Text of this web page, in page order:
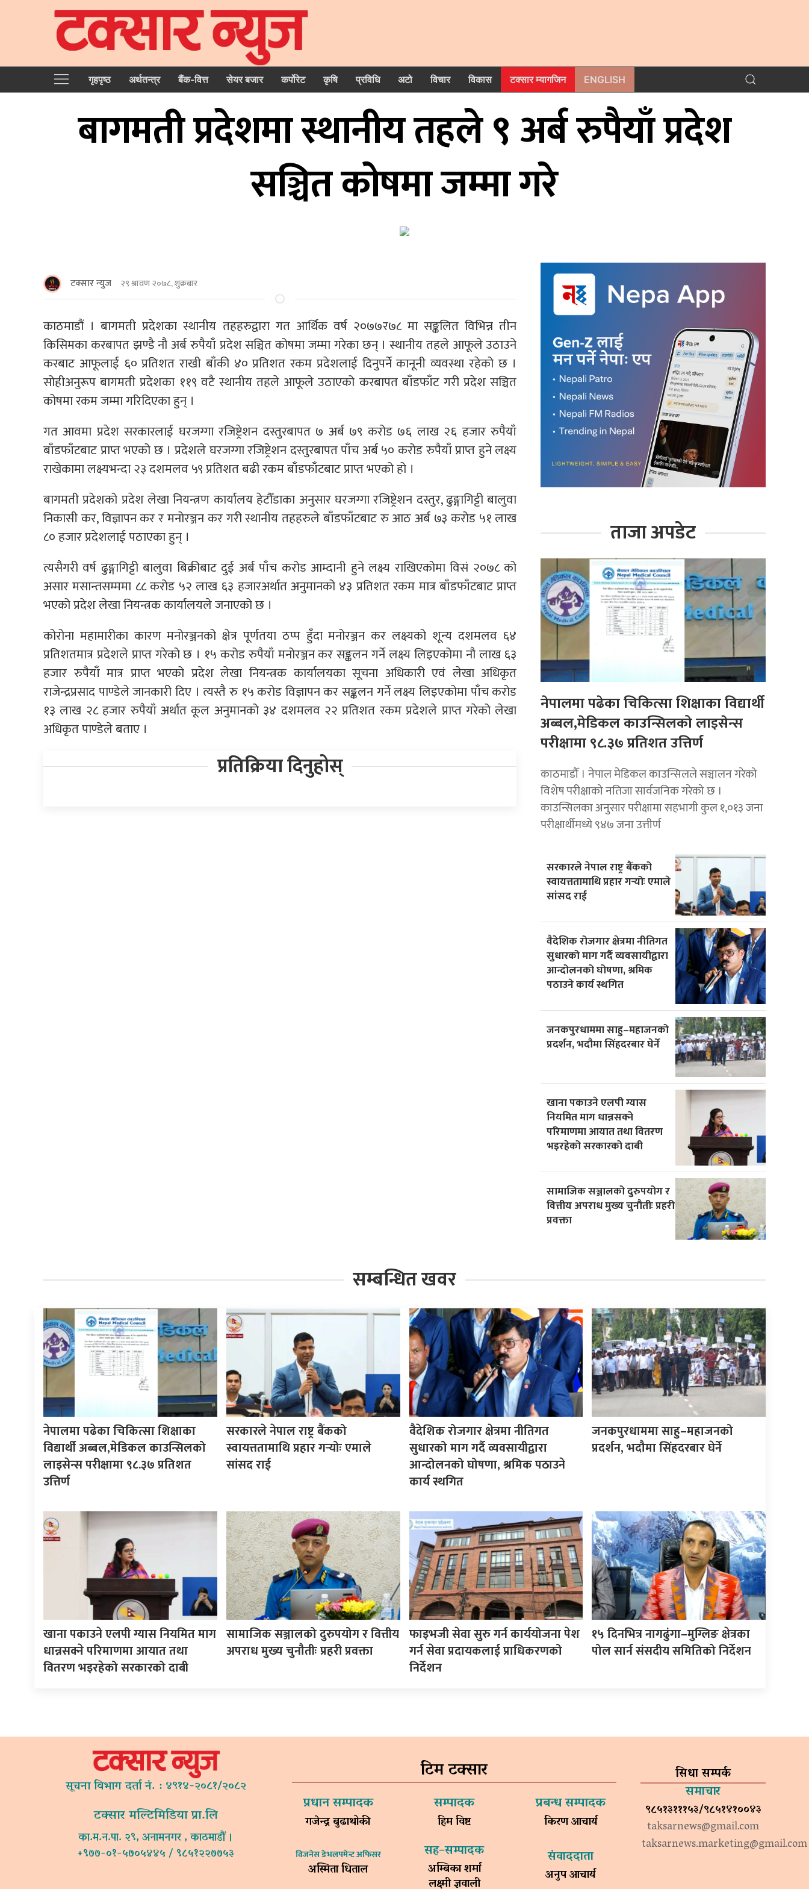
गृहपृष्‍ठ अर्थतन्त्र बैंक-वित्त सेयर बजार कर्पोरेट कृषि प्रविधि अटो विचार विकास टक्सार म्यागजिन ENGLISH
बागमती प्रदेशमा स्थानीय तहले ९ अर्ब रुपैयाँ प्रदेश
सञ्चित कोषमा जम्मा गरे
टक्सार न्युज २९ श्रावण २०७८, शुक्रबार
काठमाडौं । बागमती प्रदेशका स्थानीय तहहरुद्वारा गत आर्थिक वर्ष २०७७र७८ मा सङ्कलित विभिन्न तीन
किसिमका करबापत झण्डै नौ अर्ब रुपैयाँ प्रदेश सञ्चित कोषमा जम्मा गरेका छन् । स्थानीय तहले आफूले उठाउने
करबाट आफूलाई ६० प्रतिशत राखी बाँकी ४० प्रतिशत रकम प्रदेशलाई दिनुपर्ने कानूनी व्यवस्था रहेको छ ।
सोहीअनुरूप बागमती प्रदेशका ११९ वटै स्थानीय तहले आफूले उठाएको करबापत बाँडफाँट गरी प्रदेश सञ्चित
कोषमा रकम जम्मा गरिदिएका हुन् ।
गत आवमा प्रदेश सरकारलाई घरजग्गा रजिष्ट्रेशन दस्तुरबापत ७ अर्ब ७९ करोड ७६ लाख २६ हजार रुपैयाँ
बाँडफाँटबाट प्राप्त भएको छ । प्रदेशले घरजग्गा रजिष्ट्रेशन दस्तुरबापत पाँच अर्ब ५० करोड रुपैयाँ प्राप्त हुने लक्ष्य
राखेकामा लक्ष्यभन्दा २३ दशमलव ५९ प्रतिशत बढी रकम बाँडफाँटबाट प्राप्त भएको हो ।
बागमती प्रदेशको प्रदेश लेखा नियन्त्रण कार्यालय हेटौँडाका अनुसार घरजग्गा रजिष्ट्रेशन दस्तुर, ढुङ्गागिट्टी बालुवा
निकासी कर, विज्ञापन कर र मनोरञ्जन कर गरी स्थानीय तहहरुले बाँडफाँटबाट रु आठ अर्ब ७३ करोड ५१ लाख
८० हजार प्रदेशलाई पठाएका हुन् ।
त्यसैगरी वर्ष ढुङ्गागिट्टी बालुवा बिक्रीबाट दुई अर्ब पाँच करोड आम्दानी हुने लक्ष्य राखिएकोमा विसं २०७८ को
असार मसान्तसम्ममा ८८ करोड ५२ लाख ६३ हजारअर्थात अनुमानको ४३ प्रतिशत रकम मात्र बाँडफाँटबाट प्राप्त
भएको प्रदेश लेखा नियन्त्रक कार्यालयले जनाएको छ ।
कोरोना महामारीका कारण मनोरञ्जनको क्षेत्र पूर्णतया ठप्प हुँदा मनोरञ्जन कर लक्ष्यको शून्य दशमलव ६४
प्रतिशतमात्र प्रदेशले प्राप्त गरेको छ । १५ करोड रुपैयाँ मनोरञ्जन कर सङ्कलन गर्ने लक्ष्य लिइएकोमा नौ लाख ६३
हजार रुपैयाँ मात्र प्राप्त भएको प्रदेश लेखा नियन्त्रक कार्यालयका सूचना अधिकारी एवं लेखा अधिकृत
राजेन्द्रप्रसाद पाण्डेले जानकारी दिए । त्यस्तै रु १५ करोड विज्ञापन कर सङ्कलन गर्ने लक्ष्य लिइएकोमा पाँच करोड
१३ लाख २८ हजार रुपैयाँ अर्थात कूल अनुमानको ३४ दशमलव २२ प्रतिशत रकम प्रदेशले प्राप्त गरेको लेखा
अधिकृत पाण्डेले बताए ।
प्रतिक्रिया दिनुहोस्
ताजा अपडेट
नेपालमा पढेका चिकित्सा शिक्षाका विद्यार्थी
अब्बल,मेडिकल काउन्सिलको लाइसेन्स
परीक्षामा ९८.३७ प्रतिशत उत्तिर्ण
काठमाडौँ । नेपाल मेडिकल काउन्सिलले सञ्चालन गरेको
विशेष परीक्षाको नतिजा सार्वजनिक गरेको छ ।
काउन्सिलका अनुसार परीक्षामा सहभागी कुल १,०१३ जना
परीक्षार्थीमध्ये ९४७ जना उत्तीर्ण
सरकारले नेपाल राष्ट्र बैंकको
स्वायत्ततामाथि प्रहार गर्‍योः एमाले
सांसद राई
वैदेशिक रोजगार क्षेत्रमा नीतिगत
सुधारको माग गर्दै व्यवसायीद्वारा
आन्दोलनको घोषणा, श्रमिक
पठाउने कार्य स्थगित
जनकपुरधाममा साहु–महाजनको
प्रदर्शन, भदौमा सिंहदरबार घेर्ने
खाना पकाउने एलपी ग्यास
नियमित माग धान्नसक्ने
परिमाणमा आयात तथा वितरण
भइरहेको सरकारको दाबी
सामाजिक सञ्जालको दुरुपयोग र
वित्तीय अपराध मुख्य चुनौतीः प्रहरी
प्रवक्ता
सम्बन्धित खवर
नेपालमा पढेका चिकित्सा शिक्षाका
विद्यार्थी अब्बल,मेडिकल काउन्सिलको
लाइसेन्स परीक्षामा ९८.३७ प्रतिशत
उत्तिर्ण
सरकारले नेपाल राष्ट्र बैंकको
स्वायत्ततामाथि प्रहार गर्‍योः एमाले
सांसद राई
वैदेशिक रोजगार क्षेत्रमा नीतिगत
सुधारको माग गर्दै व्यवसायीद्वारा
आन्दोलनको घोषणा, श्रमिक पठाउने
कार्य स्थगित
जनकपुरधाममा साहु–महाजनको
प्रदर्शन, भदौमा सिंहदरबार घेर्ने
खाना पकाउने एलपी ग्यास नियमित माग
धान्नसक्ने परिमाणमा आयात तथा
वितरण भइरहेको सरकारको दाबी
सामाजिक सञ्जालको दुरुपयोग र वित्तीय
अपराध मुख्य चुनौतीः प्रहरी प्रवक्ता
फाइभजी सेवा सुरु गर्न कार्ययोजना पेश
गर्न सेवा प्रदायकलाई प्राधिकरणको
निर्देशन
१५ दिनभित्र नागढुंगा–मुग्लिङ क्षेत्रका
पोल सार्न संसदीय समितिको निर्देशन
सूचना विभाग दर्ता नं. : ४९१४-२०८१/२०८२
टक्सार मल्टिमिडिया प्रा.लि
का.म.न.पा. २९, अनामनगर , काठमाडौं ।
+९७७-०१-५७०५४४५ / ९८५१२२७७५३
टिम टक्सार
प्रधान सम्पादक
गजेन्द्र बुढाथोकी
सम्पादक
हिम विष्ट
प्रबन्ध सम्पादक
किरण आचार्य
विजनेस डेभलपमेन्ट अफिसर
अस्मिता धिताल
सह–सम्पादक
अम्बिका शर्मा
लक्ष्मी ज्ञवाली
संवाददाता
अनुप आचार्य
सिधा सम्पर्क
समाचार
९८५१३१११५३/९८५१४१००४३
taksarnews@gmail.com
taksarnews.marketing@gmail.com